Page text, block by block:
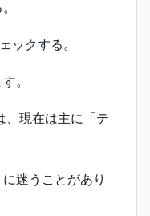
ックする。
。
、現在は主に「テ
迷うことがあり